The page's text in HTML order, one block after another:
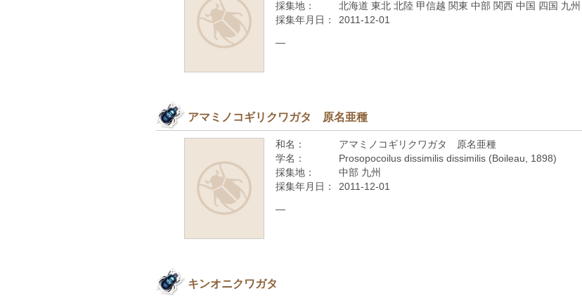
採集地：
北海道 東北 北陸 甲信越 関東 中部 関西 中国 四国 九州
採集年月日：
2011-12-01
—
アマミノコギリクワガタ 原名亜種
和名：
アマミノコギリクワガタ 原名亜種
学名：
Prosopocoilus dissimilis dissimilis (Boileau, 1898)
採集地：
中部 九州
採集年月日：
2011-12-01
—
キンオニクワガタ